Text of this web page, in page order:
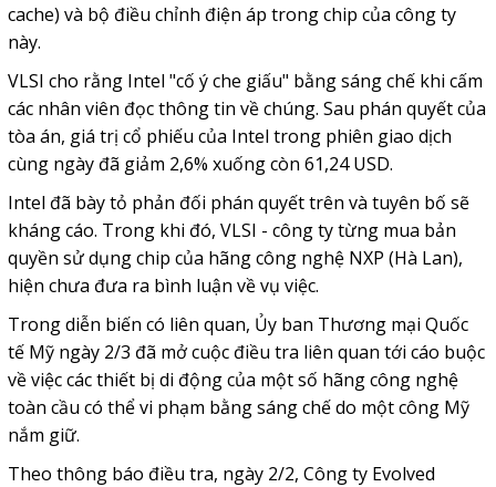
cache) và bộ điều chỉnh điện áp trong chip của công ty
này.
VLSI cho rằng Intel "cố ý che giấu" bằng sáng chế khi cấm
các nhân viên đọc thông tin về chúng. Sau phán quyết của
tòa án, giá trị cổ phiếu của Intel trong phiên giao dịch
cùng ngày đã giảm 2,6% xuống còn 61,24 USD.
Intel đã bày tỏ phản đối phán quyết trên và tuyên bố sẽ
kháng cáo. Trong khi đó, VLSI - công ty từng mua bản
quyền sử dụng chip của hãng công nghệ NXP (Hà Lan),
hiện chưa đưa ra bình luận về vụ việc.
Trong diễn biến có liên quan, Ủy ban Thương mại Quốc
tế Mỹ ngày 2/3 đã mở cuộc điều tra liên quan tới cáo buộc
về việc các thiết bị di động của một số hãng công nghệ
toàn cầu có thể vi phạm bằng sáng chế do một công Mỹ
nắm giữ.
Theo thông báo điều tra, ngày 2/2, Công ty Evolved